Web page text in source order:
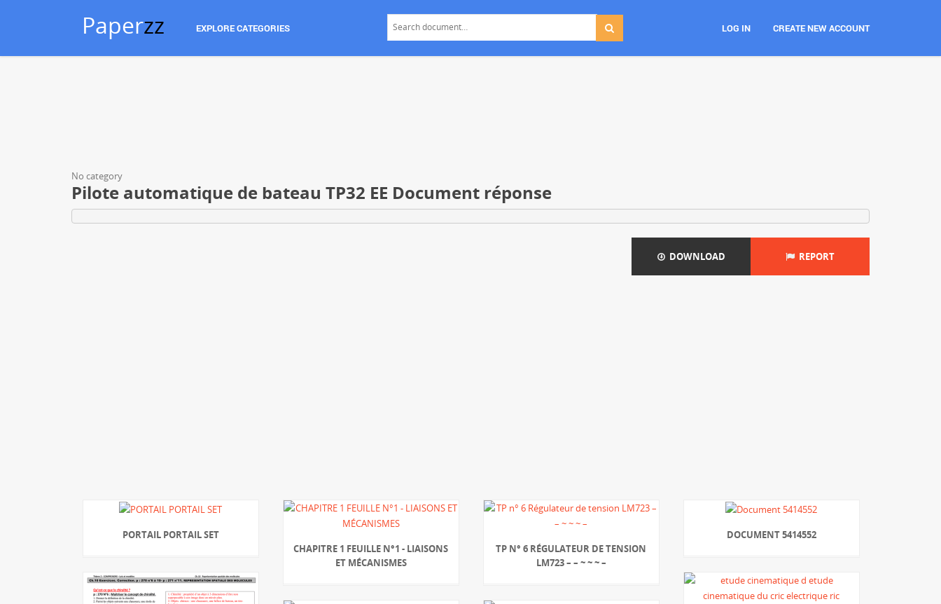
Paperzz EXPLORE CATEGORIES LOG IN CREATE NEW ACCOUNT
No category
Pilote automatique de bateau TP32 EE Document réponse
DOWNLOAD REPORT
PORTAIL PORTAIL SET
CHAPITRE 1 FEUILLE N°1 - LIAISONS
ET MÉCANISMES
TP N° 6 RÉGULATEUR DE TENSION
LM723 – – ~ ~ ~ –
DOCUMENT 5414552